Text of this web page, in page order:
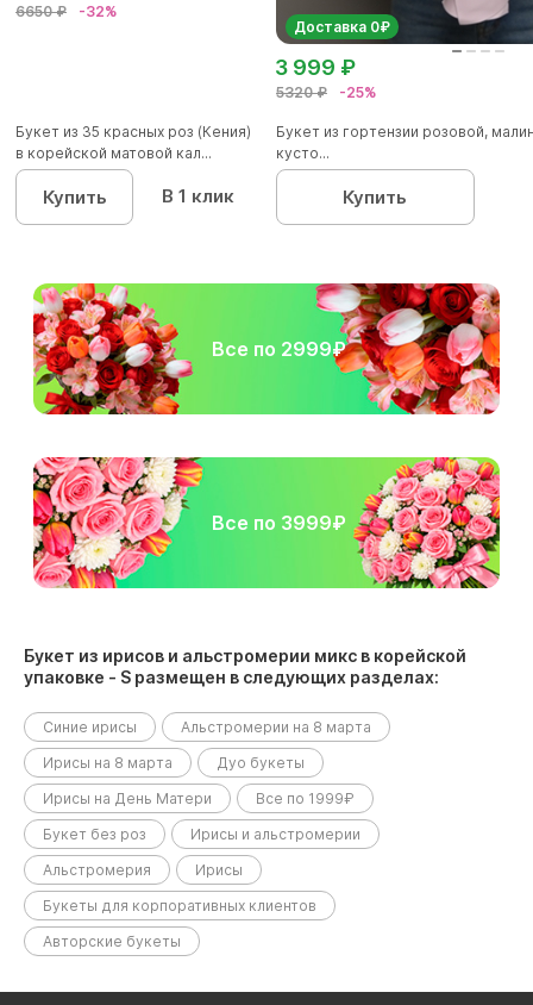
6650 ₽ -32%
Букет из 35 красных роз (Кения)
в корейской матовой кал...
Купить В 1 клик
Доставка 0₽
5320 ₽ -25%
3 999 ₽
Букет из гортензии розовой,
кусто...
Купить
Все по 2999₽
Все по 3999₽
Букет из ирисов и альстромерии микс в корейской
упаковке - S размещен в следующих разделах:
Синие ирисы
Альстромерии на 8 марта
Ирисы на 8 марта
Дуо букеты
Ирисы на День Матери
Все по 1999₽
Букет без роз
Ирисы и альстромерии
Альстромерия
Ирисы
Букеты для корпоративных клиентов
Авторские букеты